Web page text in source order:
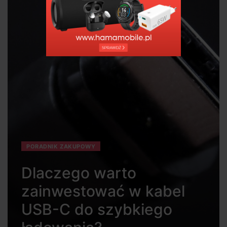
PORADNIK ZAKUPOWY
Dlaczego warto
zainwestować w kabel
USB-C do szybkiego